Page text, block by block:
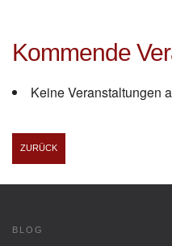
Kommende
Keine Veranstaltungen
ZURÜCK
BLOG